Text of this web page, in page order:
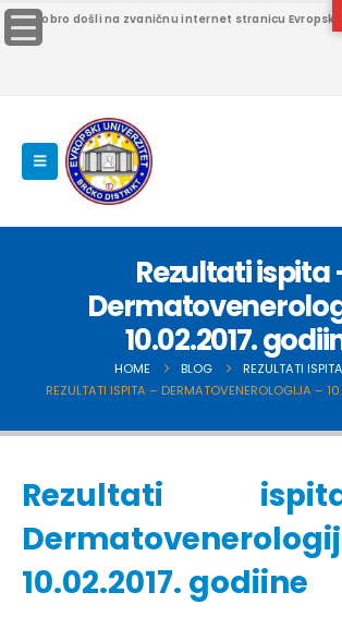
Dobro došli na zvaničnu internet stranicu
Rezultati ispita
10.02.2017.
HOME BLOG
REZULTATI ISPITA
REZULTATI ISPITA – DERMATOVENEROLOGIJA –
Rezultati
10.02.2017. godiine